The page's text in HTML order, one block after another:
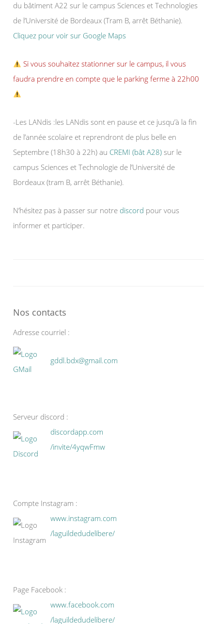
du bâtiment A22 sur le campus Sciences et Technologies
de l’Université de Bordeaux (Tram B, arrêt Béthanie).
Cliquez pour voir sur Google Maps
Si vous souhaitez stationner sur le campus, il vous
faudra prendre en compte que le parking ferme à 22h00
-Les LANdis :les LANdis sont en pause et ce jusqu’à la fin
de l’année scolaire et reprendront de plus belle en
Septembre (18h30 à 22h) au CREMI (bât A28) sur le
campus Sciences et Technologie de l’Université de
Bordeaux (tram B, arrêt Béthanie).
N’hésitez pas à passer sur notre discord pour vous
informer et participer.
Nos contacts
Adresse courriel :
gddl.bdx@gmail.com
Serveur discord :
discordapp.com
/invite/4yqwFmw
Compte Instagram :
www.instagram.com
/laguildedudelibere/
Page Facebook :
www.facebook.com
/laguildedudelibere/